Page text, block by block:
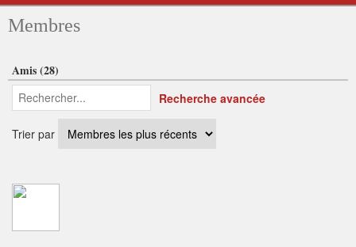
Membres
Amis (28)
Trier par
Recherche avancée